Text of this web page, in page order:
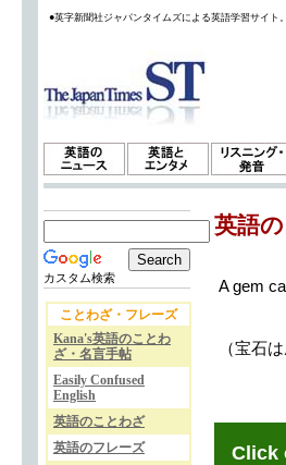
●英字新聞社ジャパンタイムズによる英語学習サイ
カスタム検索
ことわざ・フレーズ
Kana's英語のことわ
ざ・名言手帖
Easily Confused
English
英語のことわざ
英語のフレーズ
英語
A gem
（宝石
Click